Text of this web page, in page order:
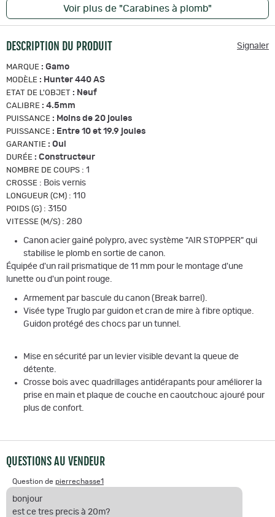
Voir plus de "Carabines à plomb"
DESCRIPTION DU PRODUIT Signaler
MARQUE : Gamo
MODÈLE : Hunter 440 AS
ETAT DE L'OBJET : Neuf
CALIBRE : 4.5mm
PUISSANCE : Moins de 20 joules
PUISSANCE : Entre 10 et 19.9 joules
GARANTIE : Oui
DURÉE : Constructeur
NOMBRE DE COUPS : 1
CROSSE : Bois vernis
LONGUEUR (CM) : 110
POIDS (G) : 3150
VITESSE (M/S) : 280
Canon acier gainé polypro, avec système "AIR STOPPER" qui
stabilise le plomb en sortie de canon.
Équipée d'un rail prismatique de 11 mm pour le montage d'une
lunette ou d'un point rouge.
Armement par bascule du canon (Break barrel).
Visée type Truglo par guidon et cran de mire à fibre optique.
Guidon protégé des chocs par un tunnel.
Mise en sécurité par un levier visible devant la queue de
détente.
Crosse bois avec quadrillages antidérapants pour améliorer la
prise en main et plaque de couche en caoutchouc ajouré pour
plus de confort.
QUESTIONS AU VENDEUR
Question de pierrechasse1
bonjour
est ce tres precis à 20m?